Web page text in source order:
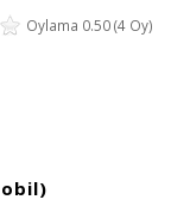
Oylama 0.50 (4 Oy)